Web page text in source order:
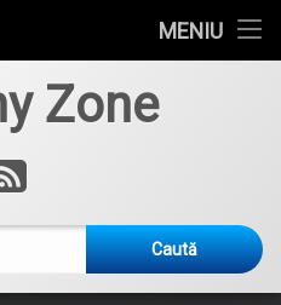
MENIU
Zone
RSS
Caută după: